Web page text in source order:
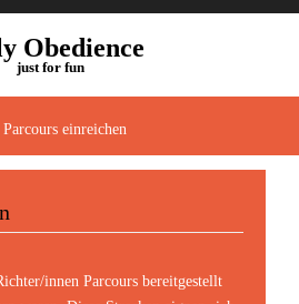
Obedience
just for fun
Parcours einreichen
innen Parcours bereitgestellt